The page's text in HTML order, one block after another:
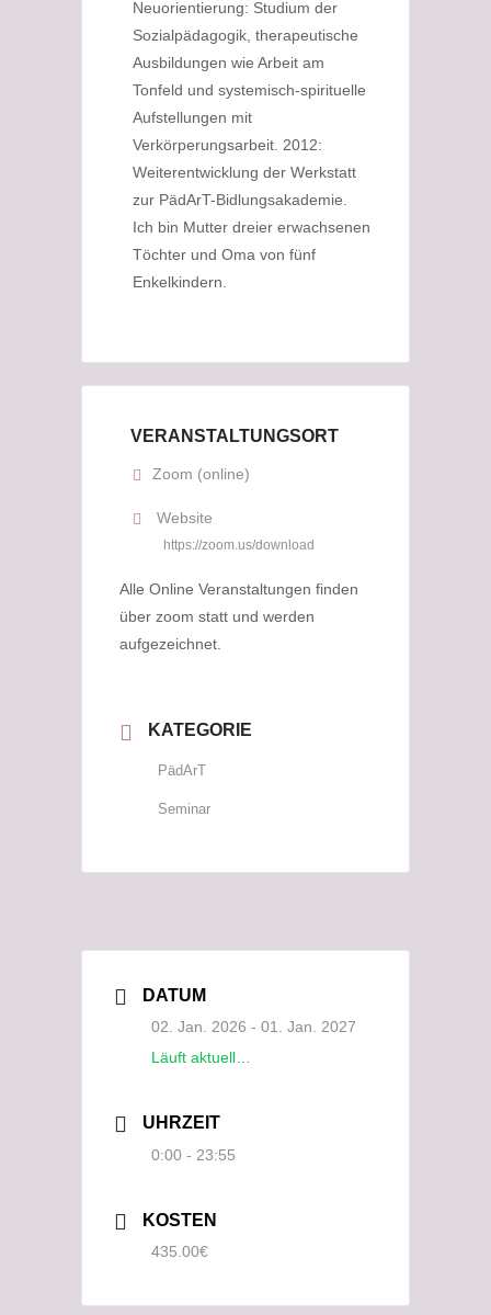
Neuorientierung: Studium der
Sozialpädagogik, therapeutische
Ausbildungen wie Arbeit am
Tonfeld und systemisch-spirituelle
Aufstellungen mit
Verkörperungsarbeit. 2012:
Weiterentwicklung der Werkstatt
zur PädArT-Bidlungsakademie.
Ich bin Mutter dreier erwachsenen
Töchter und Oma von fünf
Enkelkindern.
VERANSTALTUNGSORT
Zoom (online)
Website
https://zoom.us/download
Alle Online Veranstaltungen finden
über zoom statt und werden
aufgezeichnet.
KATEGORIE
PädArT
Seminar
DATUM
02. Jan. 2026 - 01. Jan. 2027
Läuft aktuell…
UHRZEIT
0:00 - 23:55
KOSTEN
435.00€